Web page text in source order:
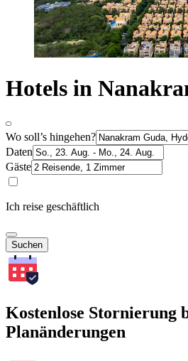
Hotels in
Wo soll’s hingehen?
Daten
Gäste
Ich reise geschäftlich
Suchen
Kostenlose Stornierung
Planänderungen